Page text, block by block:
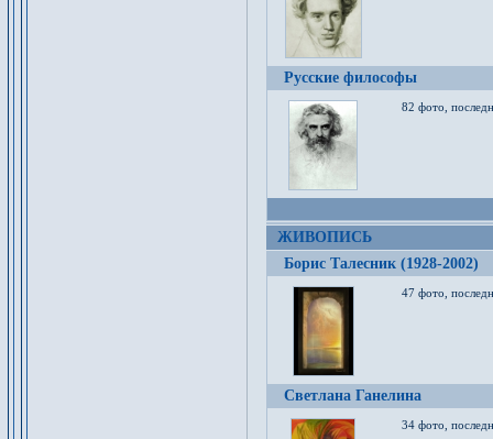
Русские философы
82 фото,
ЖИВОПИСЬ
Борис Талесник (1928-2002)
47 фото,
Светлана Ганелина
34 фото,